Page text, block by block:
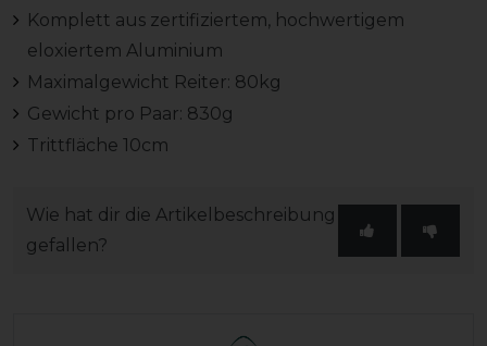
Komplett aus zertifiziertem, hochwertigem
eloxiertem Aluminium
Maximalgewicht Reiter: 80kg
Gewicht pro Paar: 830g
Trittfläche 10cm
Wie hat dir die Artikelbeschreibung
gefallen?